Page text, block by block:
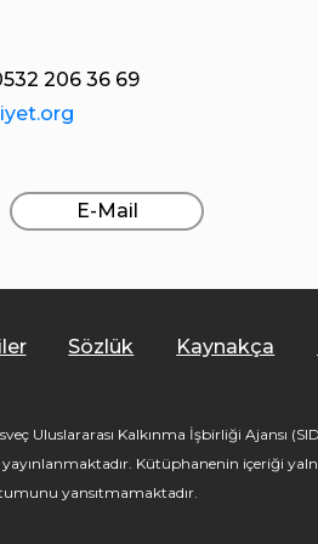
206 36 69
E-Mail
Sözlük Kaynakça
Uluslararası Kalkınma İşbirliği Ajansı
Kütüphanenin içeriği
yansıtmamaktadır.